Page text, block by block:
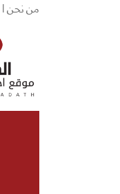
من نحن |